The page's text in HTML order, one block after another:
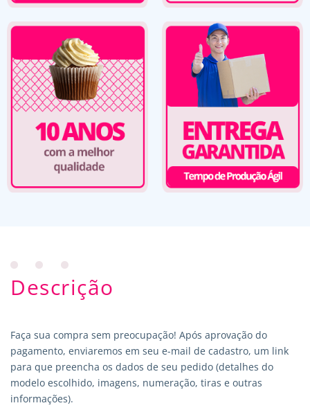
Descrição
Faça sua compra sem preocupação! Após aprovação do
pagamento, enviaremos em seu e-mail de cadastro, um link
para que preencha os dados de seu pedido (detalhes do
modelo escolhido, imagens, numeração, tiras e outras
informações).